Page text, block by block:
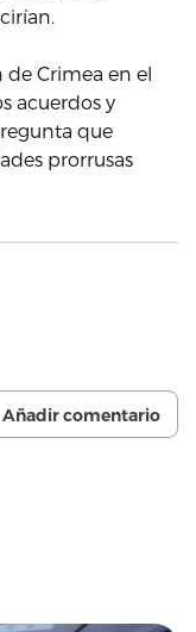
de Crimea en el
acuerdos y
que
prorrusas
Añadir comentario